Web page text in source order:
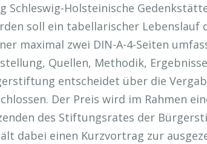
Holsteinische
soll ein tabellarischer Lebenslauf
maximal zwei DIN-A-4-Seiten
Quellen, Methodik,
entscheidet über die
Der Preis wird im Rahmen
des Stiftungsrates der
dabei einen Kurzvortrag zur